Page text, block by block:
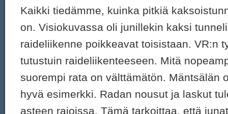
Kaikki tiedämme, kuinka pitkiä
on. Visiokuvassa oli junillekin kaksi
raideliikenne poikkeavat toisistaan. VR:n
tutustuin raideliikenteeseen. Mitä
suorempi rata on välttämätön. Mäntsälän
hyvä esimerkki. Radan nousut ja laskut
asteen rajoissa. Tämä tarkoittaa, että